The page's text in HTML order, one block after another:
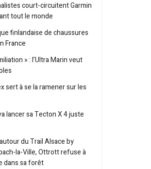
court-circuitent Garmin
tout le monde
finlandaise de chaussures
France
» : l’Ultra Marin veut
sert à se la ramener sur les
lancer sa Tecton X 4 juste
du Trail Alsace by
la-Ville, Ottrott refuse à
dans sa forêt